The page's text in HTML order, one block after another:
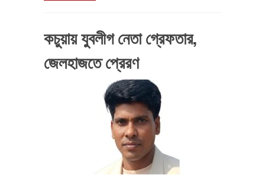
কচুয়ায় যুবলীগ নেতা গ্রেফতার,
জেলহাজতে প্রেরণ